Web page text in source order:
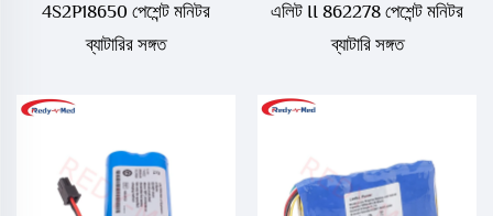
4S2P18650 পেশেন্ট মনিটর
ব্যাটারির সঙ্গত
এলিট II 862278 পেশেন্ট মনিটর
ব্যাটারি সঙ্গত